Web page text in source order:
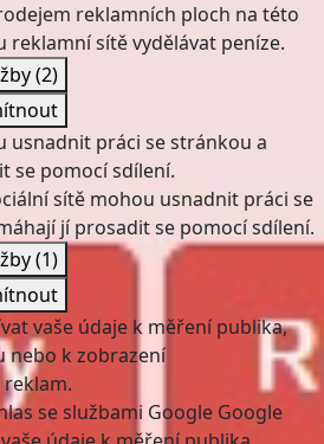
reklamních ploch na této
reklamní sítě vydělávat peníze.
(2)
usnadnit práci se stránkou a
se pomocí sdílení.
sítě mohou usnadnit práci se
jí prosadit se pomocí sdílení.
(1)
vaše údaje k měření publika,
nebo k zobrazení
se službami Google Google